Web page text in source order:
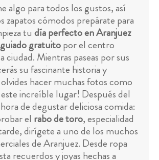
algo para todos los gustos, así
zapatos cómodos prepárate para
tu día perfecto en Aranjuez
gratuitopor el centro
ciudad. Mientras paseas por sus
su fascinante historia y
hacer muchas fotos como
increíble lugar! Después del
de degustar deliciosa comida:
el rabo de toro, especialidad
dirígete a uno de los muchos
de Aranjuez. Desde ropa
recuerdos y joyas hechas a